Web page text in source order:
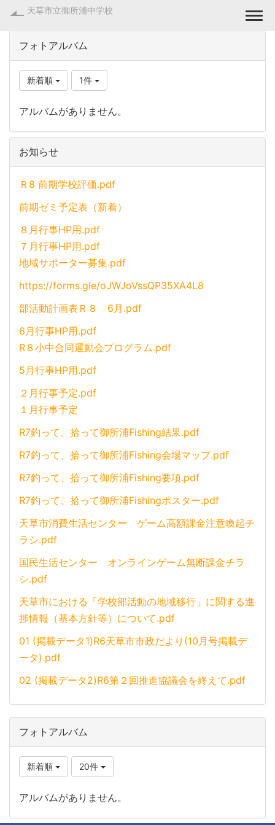
天草市立御所浦中学校
フォトアルバム
新着順 1件
アルバムがありません。
お知らせ
Ｒ8 前期学校評価.pdf
前期ゼミ予定表（新着）
８月行事HP用.pdf
７月行事HP用.pdf
地域サポーター募集.pdf
https://forms.gle/oJWJoVssQP35XA4L8
部活動計画表Ｒ８ 6月.pdf
6月行事HP用.pdf
R８小中合同運動会プログラム.pdf
5月行事HP用.pdf
２月行事予定.pdf
１月行事予定
R7釣って、拾って御所浦Fishing結果.pdf
R7釣って、拾って御所浦Fishing会場マップ.pdf
R7釣って、拾って御所浦Fishing要項.pdf
R7釣って、拾って御所浦Fishingポスター.pdf
天草市消費生活センター ゲーム高額課金注意喚起チ
ラシ.pdf
国民生活センター オンラインゲーム無断課金チラ
シ.pdf
天草市における「学校部活動の地域移行」に関する進
捗情報（基本方針等）について.pdf
01 (掲載データ1)R6天草市市政だより(10月号掲載デ
ータ).pdf
02 (掲載データ2)R6第２回推進協議会を終えて.pdf
フォトアルバム
新着順 20件
アルバムがありません。